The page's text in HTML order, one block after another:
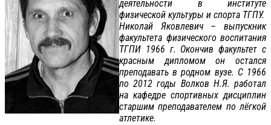
деятельности в институте
физической культуры и спорта ТГПУ.
Николай Яковлевич – выпускник
факультета физического воспитания
ТГПИ 1966 г. Окончив факультет с
красным дипломом он остался
преподавать в родном вузе. С 1966
по 2012 годы Волков Н.Я. работал
на кафедре спортивных дисциплин
старшим преподавателем по лёгкой
атлетике.